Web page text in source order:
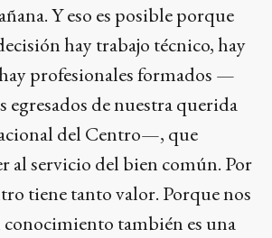
Y eso es posible porque
hay trabajo técnico, hay
profesionales formados —
egresados de nuestra querida
del Centro—, que
al servicio del bien común. Por
tiene tanto valor. Porque nos
conocimiento también es una